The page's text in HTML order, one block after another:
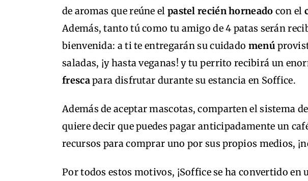
de aromas que reúne el pastel recién horneado con el
Además, tanto tú como tu amigo de 4 patas serán
bienvenida: a ti te entregarán su cuidado menú
saladas, ¡y hasta veganas! y tu perrito recibirá un
frescapara disfrutar durante su estancia en Soffice.
Además de aceptar mascotas, comparten el sistema de
quiere decir que puedes pagar anticipadamente un
recursos para comprar uno por sus propios medios,
Por todos estos motivos, ¡Soffice se ha convertido en